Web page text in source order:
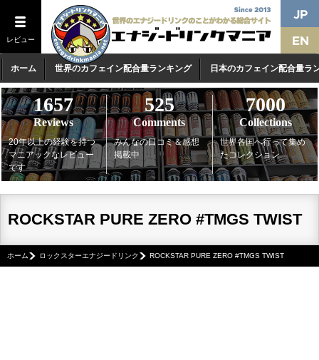
レビュー
ホーム 世界のカフェイン配合量ランキング 日本のカフェイン配合量ラ
1657
Reviews
20年以上の経験を持つ
マニアックなレビュー
です
525
Comments
みんなの口コミ＆感想
掲載中
7000
Collections
世界各国へ行って集め
たコレクション
ROCKSTAR PURE ZERO #TMGS TWIST
ホーム ロックスターエナジードリンク ROCKSTAR PURE ZERO #TMGS TWIST